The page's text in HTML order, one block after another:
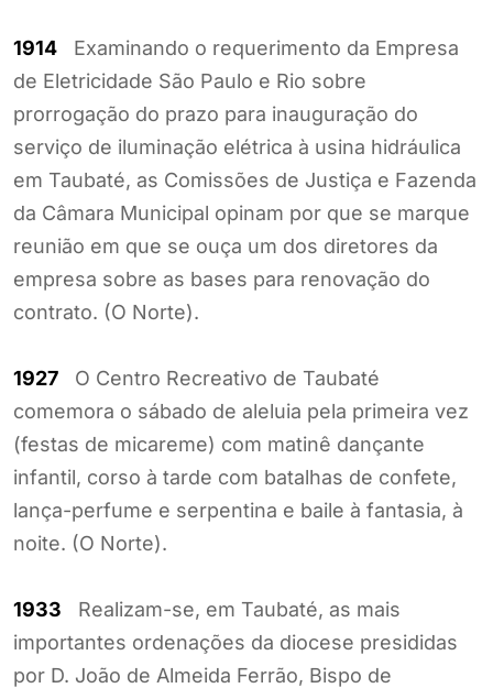
1914 Examinando o requerimento da Empresa
de Eletricidade São Paulo e Rio sobre
prorrogação do prazo para inauguração do
serviço de iluminação elétrica à usina hidráulica
em Taubaté, as Comissões de Justiça e Fazenda
da Câmara Municipal opinam por que se marque
reunião em que se ouça um dos diretores da
empresa sobre as bases para renovação do
contrato. (O Norte).
1927 O Centro Recreativo de Taubaté
comemora o sábado de aleluia pela primeira vez
(festas de micareme) com matinê dançante
infantil, corso à tarde com batalhas de confete,
lança-perfume e serpentina e baile à fantasia, à
noite. (O Norte).
1933 Realizam-se, em Taubaté, as mais
importantes ordenações da diocese presididas
por D. João de Almeida Ferrão, Bispo de